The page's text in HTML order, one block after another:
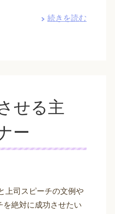
続きを読む
せる主
ー
上司スピーチの文例や
を絶対に成功させたい